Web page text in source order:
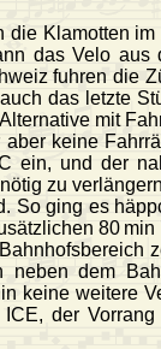
Klamotten
das Velo
fuhren die
das letzte
mit
keine
ein, und der
zu
So ging es
80
dem
keine weitere
der